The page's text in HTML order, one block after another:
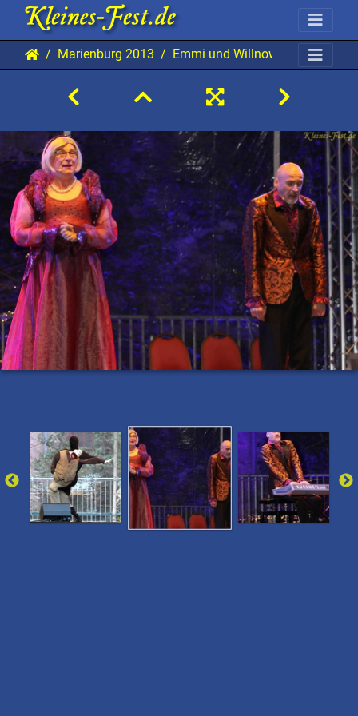
Marienburg 2013 Emmi und Willnowsky